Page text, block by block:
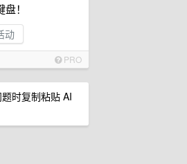
！
动
PRO
时复制粘贴 AI